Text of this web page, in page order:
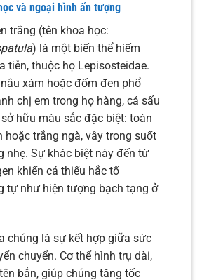
và ngoại hình ấn tượng
trắng (tên khoa học:
) là một biến thể hiếm
tiễn, thuộc họ Lepisosteidae.
xám hoặc đốm đen phổ
chị em trong họ hàng, cá sấu
hữu màu sắc đặc biệt: toàn
hoặc trắng ngà, vây trong suốt
nhẹ. Sự khác biệt này đến từ
khiến cá thiếu hắc tố
tự như hiện tượng bạch tạng ở
chúng là sự kết hợp giữa sức
chuyển. Cơ thể hình trụ dài,
bắn, giúp chúng tăng tốc